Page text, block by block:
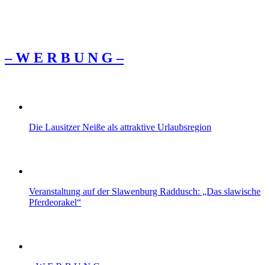
– W Ε R Β U Ν G –
Die Lausitzer Neiße als attraktive Urlaubsregion
Veranstaltung auf der Slawenburg Raddusch: „Das slawische
Pferdeorakel“